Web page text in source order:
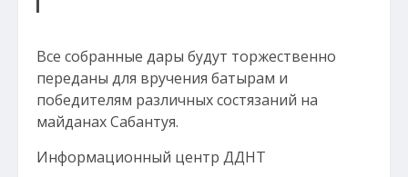
Все собранные дары будут торжественно
переданы для вручения батырам и
победителям различных состязаний на
майданах Сабантуя.
Информационный центр ДДНТ